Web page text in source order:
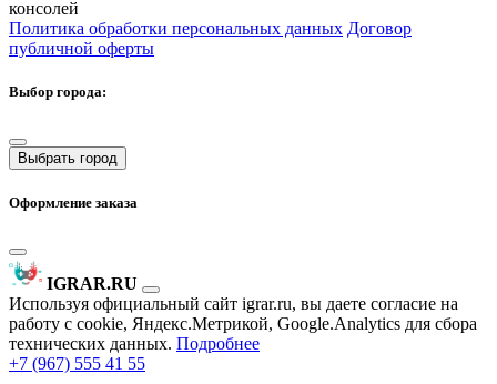
консолей
Политика обработки персональных данных Договор
публичной оферты
Выбор города:
Выбрать город
Оформление заказа
IGRAR.RU
Используя официальный сайт igrar.ru, вы даете согласие на
работу с cookie, Яндекс.Метрикой, Google.Analytics для сбора
технических данных. Подробнее
+7 (967) 555 41 55